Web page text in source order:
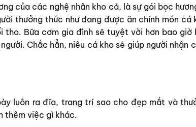
của các nghệ nhân kho cá, là sự gói bọc
thưởng thức như đang được ăn chính món cá
tho. Bữa cơm gia đình sẽ tuyệt vời hơn bao giờ
Chắc hẳn, niêu cá kho sẽ giúp người nhận
luôn ra đĩa, trang trí sao cho đẹp mắt và
thêm việc gì khác.